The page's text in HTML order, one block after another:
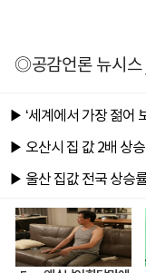
◎공감언론 뉴시스